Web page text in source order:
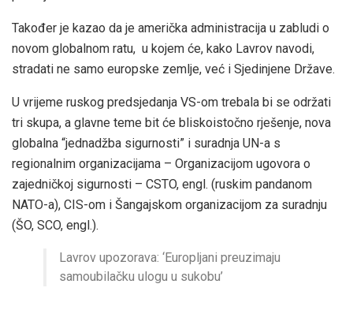
Također je kazao da je američka administracija u zabludi o
novom globalnom ratu, u kojem će, kako Lavrov navodi,
stradati ne samo europske zemlje, već i Sjedinjene Države.
U vrijeme ruskog predsjedanja VS-om trebala bi se održati
tri skupa, a glavne teme bit će bliskoistočno rješenje, nova
globalna “jednadžba sigurnosti” i suradnja UN-a s
regionalnim organizacijama – Organizacijom ugovora o
zajedničkoj sigurnosti – CSTO, engl. (ruskim pandanom
NATO-a), CIS-om i Šangajskom organizacijom za suradnju
(ŠO, SCO, engl.).
Lavrov upozorava: ‘Europljani preuzimaju
samoubilačku ulogu u sukobu’